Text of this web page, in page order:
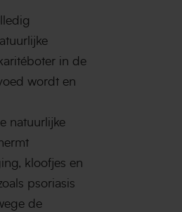
in de
wordt en
natuurlijke
kloofjes en
psoriasis
de